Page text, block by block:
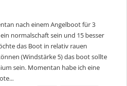
nach einem Angelboot für 3
normalschaft sein und 15 besser
das Boot in relativ rauen
(Windstärke 5) das boot sollte
sein. Momentan habe ich eine